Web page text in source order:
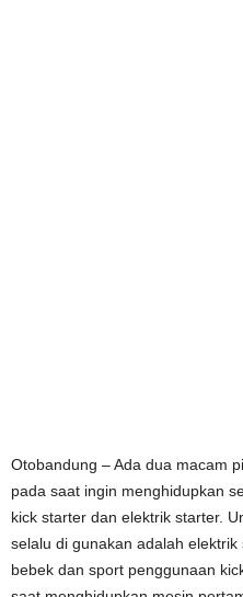
Otobandung – Ada dua macam
pada saat ingin menghidupkan
kick starter dan elektrik starter.
selalu di gunakan adalah
bebek dan sport penggunaan